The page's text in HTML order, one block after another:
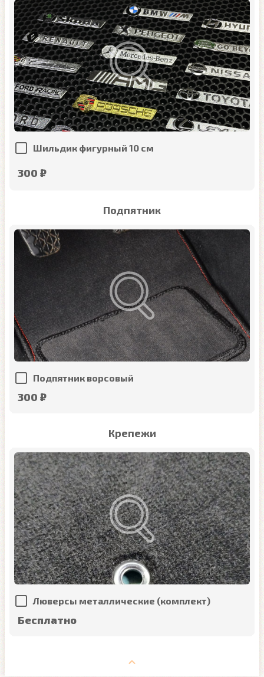
Шильдик фигурный 10 см
300 ₽
Подпятник
Подпятник ворсовый
300 ₽
Крепежи
Люверсы металлические (комплект)
Бесплатно